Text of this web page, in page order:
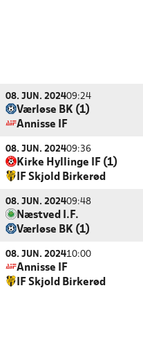
08. JUN. 202409:24
Værløse BK (1)
Annisse IF
08. JUN. 202409:36
Kirke Hyllinge IF (1)
IF Skjold Birkerød
08. JUN. 202409:48
Næstved I.F.
Værløse BK (1)
08. JUN. 202410:00
Annisse IF
IF Skjold Birkerød